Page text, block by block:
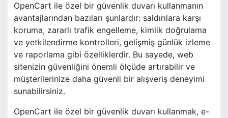
OpenCart ile özel bir güvenlik duvarı kullanmanın
avantajlarından bazıları şunlardır: saldırılara karşı
koruma, zararlı trafik engelleme, kimlik doğrulama
ve yetkilendirme kontrolleri, gelişmiş günlük izleme
ve raporlama gibi özelliklerdir. Bu sayede, web
sitenizin güvenliğini önemli ölçüde artırabilir ve
müşterilerinize daha güvenli bir alışveriş deneyimi
sunabilirsiniz.
OpenCart ile özel bir güvenlik duvarı kullanmak, e-